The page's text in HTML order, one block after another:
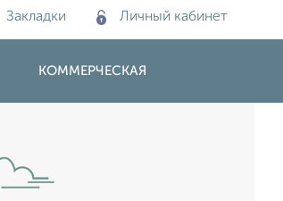
Закладки Личный кабинет
КОММЕРЧЕСКАЯ